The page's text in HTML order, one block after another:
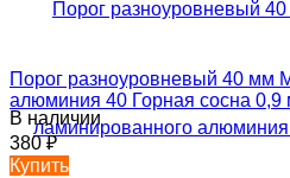
Порог разноуровневый 40 мм
алюминия 40 Горная сосна 0,9
В наличии
380₽
Купить